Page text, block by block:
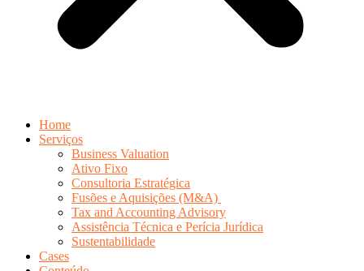
Home
Serviços
Business Valuation
Ativo Fixo
Consultoria Estratégica
Fusões e Aquisições (M&A)
Tax and Accounting Advisory
Assistência Técnica e Perícia Jurídica
Sustentabilidade
Cases